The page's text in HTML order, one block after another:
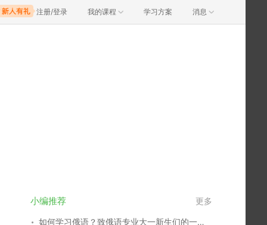
注册/登录 我的课程 学习方案 消息
小编推荐 更多
如何学习俄语？致俄语专业大一新生们的一封信。